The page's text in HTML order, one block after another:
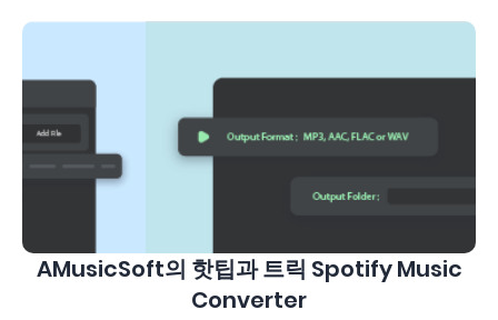
AMusicSoft의 핫팁과 트릭 Spotify Music
Converter